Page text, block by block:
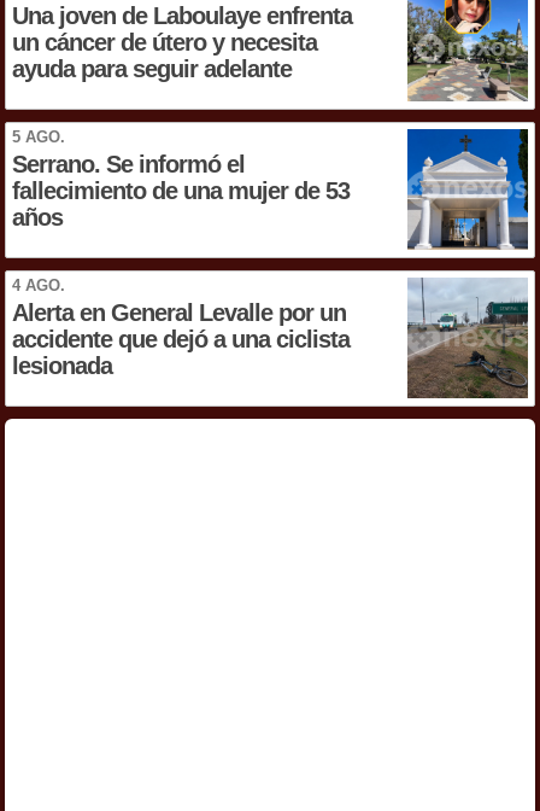
Una joven de Laboulaye enfrenta
un cáncer de útero y necesita
ayuda para seguir adelante
5 AGO.
Serrano. Se informó el
fallecimiento de una mujer de 53
años
4 AGO.
Alerta en General Levalle por un
accidente que dejó a una ciclista
lesionada